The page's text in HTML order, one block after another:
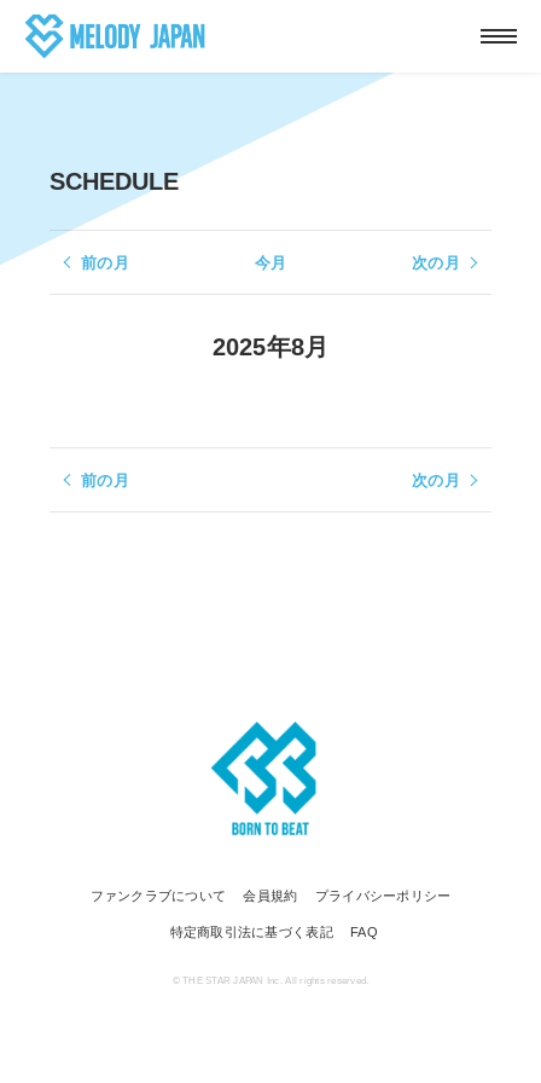
SCHEDULE
前の月 今月 次の月
2025年8月
前の月 次の月
ファンクラブについて 会員規約 プライバシーポリシー
特定商取引法に基づく表記 FAQ
© THE STAR JAPAN Inc. All rights reserved.